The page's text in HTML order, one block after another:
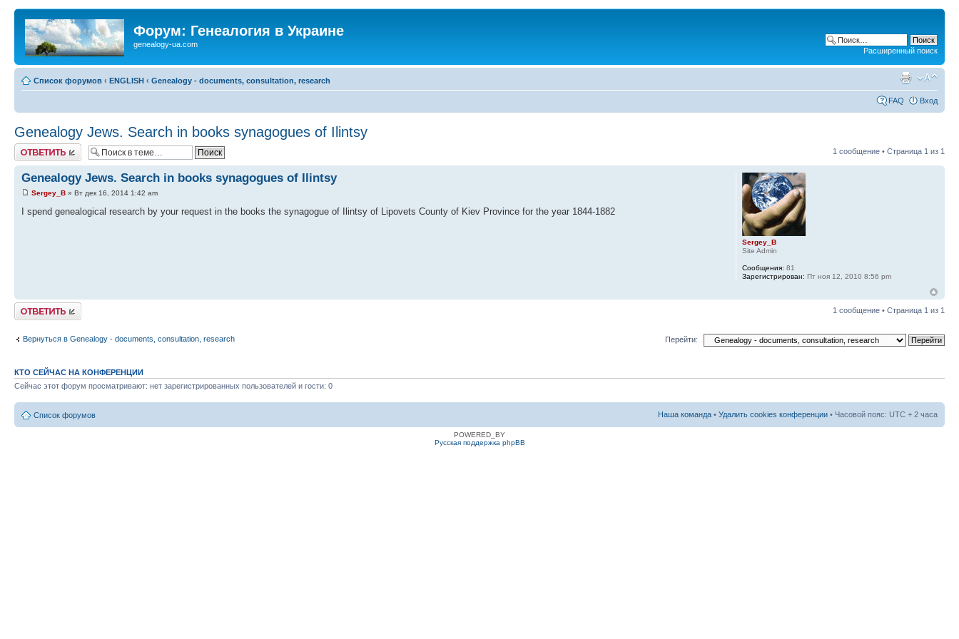
Форум: Генеалогия в Украине
genealogy-ua.com
Расширенный поиск
Список форумов ‹ ENGLISH ‹ Genealogy - documents, consultation, research
FAQ Вход
Genealogy Jews. Search in books synagogues of Ilintsy
Ответить 1 сообщение • Страница 1 из 1
Genealogy Jews. Search in books synagogues of Ilintsy
Sergey_B » Вт дек 16, 2014 1:42 am
I spend genealogical research by your request in the books the synagogue of Ilintsy of Lipovets County of Kiev Province for the year 1844-1882
Sergey_B
Site Admin
Сообщения: 81
Зарегистрирован: Пт ноя 12, 2010 8:56 pm
Ответить 1 сообщение • Страница 1 из 1
Вернуться в Genealogy - documents, consultation, research Перейти:
КТО СЕЙЧАС НА КОНФЕРЕНЦИИ
Сейчас этот форум просматривают: нет зарегистрированных пользователей и гости: 0
Список форумов Наша команда • Удалить cookies конференции • Часовой пояс: UTC + 2 часа
POWERED_BY
Русская поддержка phpBB